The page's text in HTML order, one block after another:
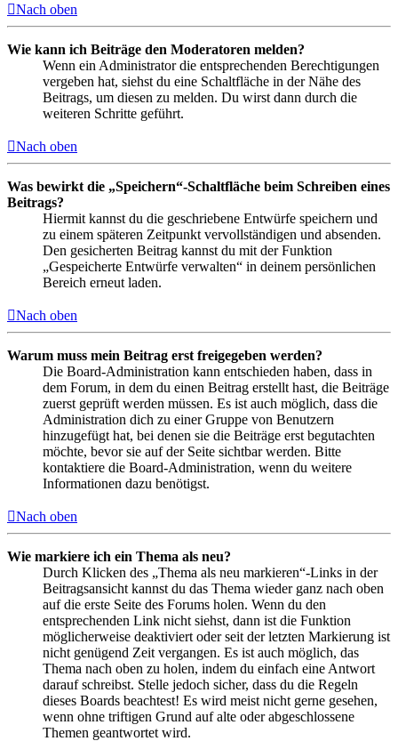
Nach oben
Wie kann ich Beiträge den Moderatoren melden?
Wenn ein Administrator die entsprechenden Berechtigungen
vergeben hat, siehst du eine Schaltfläche in der Nähe des
Beitrags, um diesen zu melden. Du wirst dann durch die
weiteren Schritte geführt.
Nach oben
Was bewirkt die „Speichern“-Schaltfläche beim Schreiben eines
Beitrags?
Hiermit kannst du die geschriebene Entwürfe speichern und
zu einem späteren Zeitpunkt vervollständigen und absenden.
Den gesicherten Beitrag kannst du mit der Funktion
„Gespeicherte Entwürfe verwalten“ in deinem persönlichen
Bereich erneut laden.
Nach oben
Warum muss mein Beitrag erst freigegeben werden?
Die Board-Administration kann entschieden haben, dass in
dem Forum, in dem du einen Beitrag erstellt hast, die Beiträge
zuerst geprüft werden müssen. Es ist auch möglich, dass die
Administration dich zu einer Gruppe von Benutzern
hinzugefügt hat, bei denen sie die Beiträge erst begutachten
möchte, bevor sie auf der Seite sichtbar werden. Bitte
kontaktiere die Board-Administration, wenn du weitere
Informationen dazu benötigst.
Nach oben
Wie markiere ich ein Thema als neu?
Durch Klicken des „Thema als neu markieren“-Links in der
Beitragsansicht kannst du das Thema wieder ganz nach oben
auf die erste Seite des Forums holen. Wenn du den
entsprechenden Link nicht siehst, dann ist die Funktion
möglicherweise deaktiviert oder seit der letzten Markierung ist
nicht genügend Zeit vergangen. Es ist auch möglich, das
Thema nach oben zu holen, indem du einfach eine Antwort
darauf schreibst. Stelle jedoch sicher, dass du die Regeln
dieses Boards beachtest! Es wird meist nicht gerne gesehen,
wenn ohne triftigen Grund auf alte oder abgeschlossene
Themen geantwortet wird.